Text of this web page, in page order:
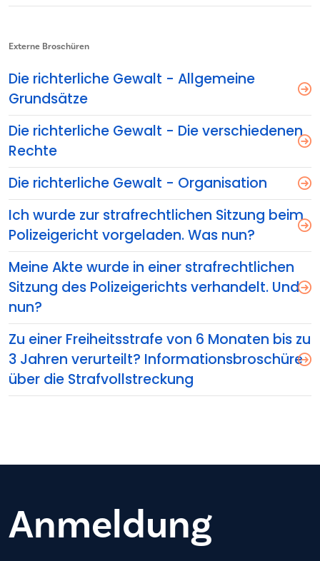
Externe Broschüren
Die richterliche Gewalt - Allgemeine
Grundsätze
Die richterliche Gewalt - Die verschiedenen
Rechte
Die richterliche Gewalt - Organisation
Ich wurde zur strafrechtlichen Sitzung beim
Polizeigericht vorgeladen. Was nun?
Meine Akte wurde in einer strafrechtlichen
Sitzung des Polizeigerichts verhandelt. Und
nun?
Zu einer Freiheitsstrafe von 6 Monaten bis zu
3 Jahren verurteilt? Informationsbroschüre
über die Strafvollstreckung
Anmeldung